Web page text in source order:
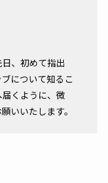
、初めて指出
について知るこ
くように、微
いいたします。